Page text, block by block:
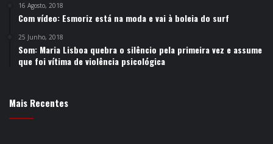
16 Agosto, 2018
Com vídeo: Esmoriz está na moda e vai à boleia do surf
25 Junho, 2018
Som: Maria Lisboa quebra o silêncio pela primeira vez e assume
que foi vítima de violência psicológica
Mais Recentes